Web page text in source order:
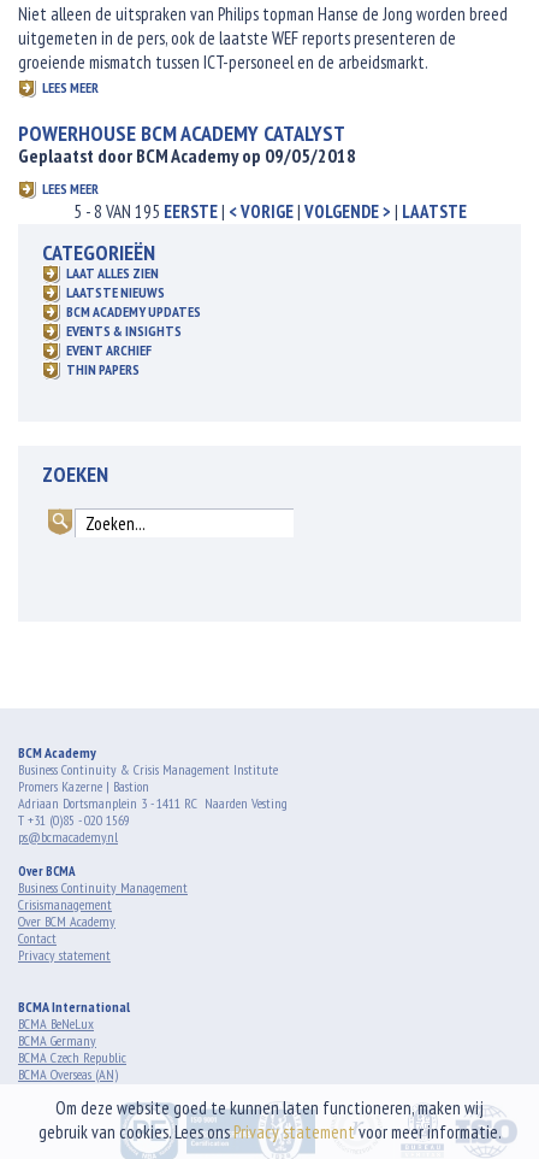
Niet alleen de uitspraken van Philips topman Hanse de Jong worden breed
uitgemeten in de pers, ook de laatste WEF reports presenteren de
groeiende mismatch tussen ICT-personeel en de arbeidsmarkt.
LEES MEER
POWERHOUSE BCM ACADEMY CATALYST
Geplaatst door BCM Academy op 09/05/2018
LEES MEER
5 - 8 VAN 195 EERSTE| < VORIGE| VOLGENDE > | LAATSTE
CATEGORIEËN
LAAT ALLES ZIEN
LAATSTE NIEUWS
BCM ACADEMY UPDATES
EVENTS & INSIGHTS
EVENT ARCHIEF
THIN PAPERS
ZOEKEN
BCM Academy
Business Continuity & Crisis Management Institute
Promers Kazerne | Bastion
Adriaan Dortsmanplein 3 - 1411 RC Naarden Vesting
T +31 (0)85 - 020 1569
ps@bcmacademy.nl
Over BCMA
Business Continuity Management
Crisismanagement
Over BCM Academy
Contact
Privacy statement
BCMA International
BCMA BeNeLux
BCMA Germany
BCMA Czech Republic
BCMA Overseas (AN)
Om deze website goed te kunnen laten functioneren, maken wij
gebruik van cookies. Lees onsPrivacy statementvoor meer informatie.